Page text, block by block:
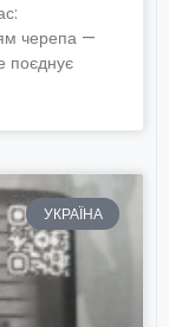
черепа —
поєднує
УКРАЇНА